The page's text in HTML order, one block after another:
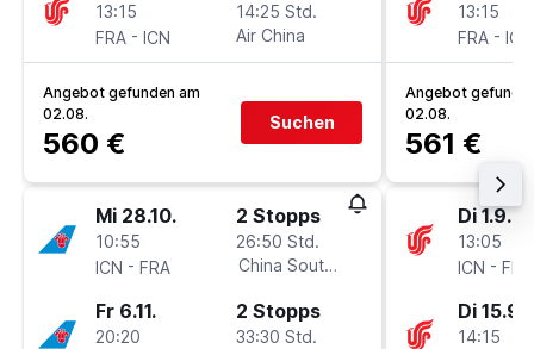
13:15
FRA - ICN
14:25 Std.
Air China
Angebot gefunden am
02.08.
560 €
Suchen
Mi 28.10.
10:55
ICN - FRA
2 Stopps
26:50 Std.
China Southern
Fr 6.11.
20:20
2 Stopps
33:30 Std.
13:15
FRA - ICN
Angebot
02.08.
561 €
Di 1.9.
13:05
ICN - FRA
Di 15.9.
14:15